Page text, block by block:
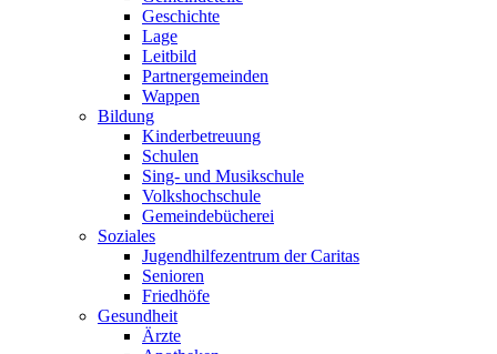
Geschichte
Lage
Leitbild
Partnergemeinden
Wappen
Bildung
Kinderbetreuung
Schulen
Sing- und Musikschule
Volkshochschule
Gemeindebücherei
Soziales
Jugendhilfezentrum der Caritas
Senioren
Friedhöfe
Gesundheit
Ärzte